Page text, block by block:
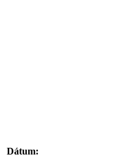
Dátum: